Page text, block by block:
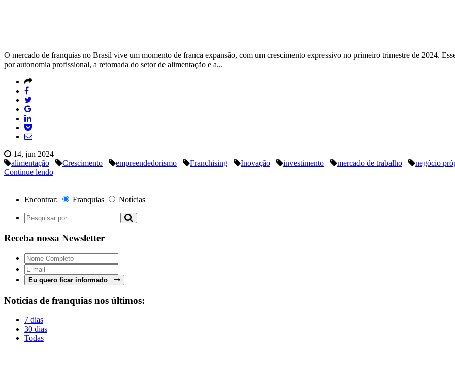
O mercado de franquias no Brasil vive um momento de franca expansão, com um crescimento expressivo no primeiro trimestre de 2024.
por autonomia profissional, a retomada do setor de alimentação e a...
14, jun 2024
alimentação
Crescimento empreendedorismo Franchising Inovação investimento mercado de trabalho negócio
Continue lendo
Encontrar: Franquias Notícias
Receba nossa Newsletter
Eu quero ficar informado
Notícias de franquias nos últimos:
7 dias
30 dias
Todas